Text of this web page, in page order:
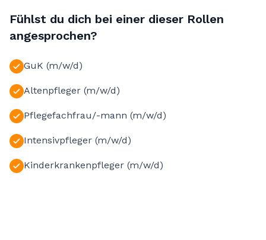
Fühlst du dich bei einer dieser Rollen
angesprochen?
GuK (m/w/d)
Altenpfleger (m/w/d)
Pflegefachfrau/-mann (m/w/d)
Intensivpfleger (m/w/d)
Kinderkrankenpfleger (m/w/d)